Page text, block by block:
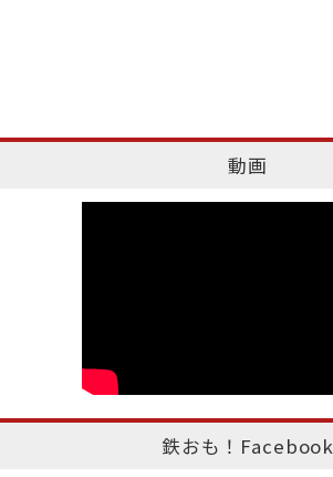
動画
鉄おも！Facebook